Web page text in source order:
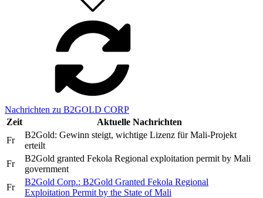
Nachrichten zu B2GOLD CORP
Zeit
Aktuelle Nachrichten
Fr
B2Gold: Gewinn steigt, wichtige Lizenz für Mali-Projekt
erteilt
Fr
B2Gold granted Fekola Regional exploitation permit by Mali
government
Fr
B2Gold Corp.: B2Gold Granted Fekola Regional
Exploitation Permit by the State of Mali